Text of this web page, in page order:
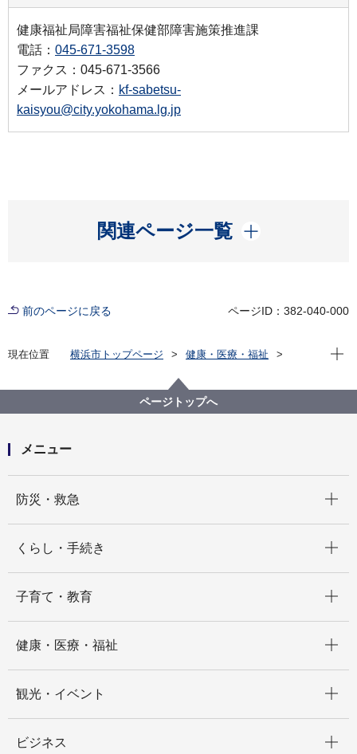
健康福祉局障害福祉保健部障害施策推進課
電話： 045-671-3598
ファクス：045-671-3566
メールアドレス： kf-sabetsu-
kaisyou@city.yokohama.lg.jp
関連ページ一覧
開く
前のページに戻る ページID：382-040-000
現在位置 横浜市トップページ
健康・医療・福祉
障害者差別解消法への対応
精神障害
（障害者差別事例14）精神障害 その他
現在
ページトップへ
メニュー
防災・救急
くらし・手続き
子育て・教育
健康・医療・福祉
観光・イベント
ビジネス